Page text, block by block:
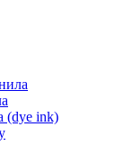
(dye ink)